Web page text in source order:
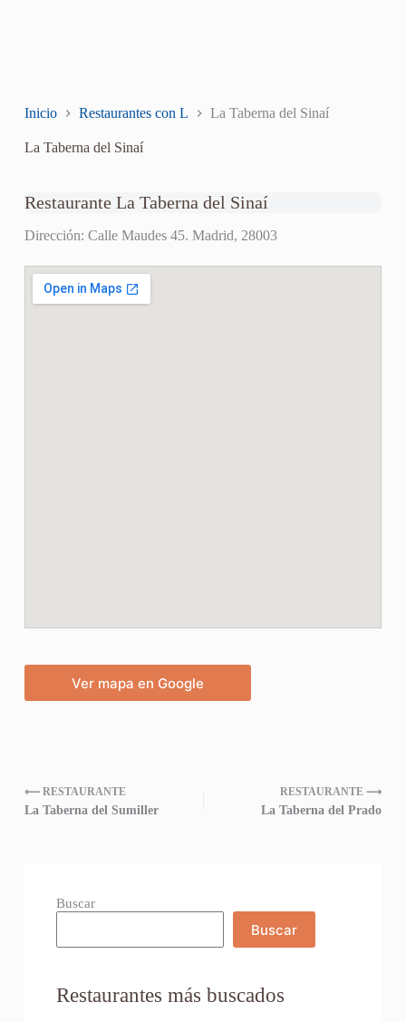
Inicio Restaurantes con L La Taberna del Sinaí
La Taberna del Sinaí
Restaurante La Taberna del Sinaí
Dirección: Calle Maudes 45. Madrid, 28003
Ver mapa en Google
⟵ RESTAURANTE
La Taberna del Sumiller
RESTAURANTE ⟶
La Taberna del Prado
Buscar
Buscar
Restaurantes más buscados